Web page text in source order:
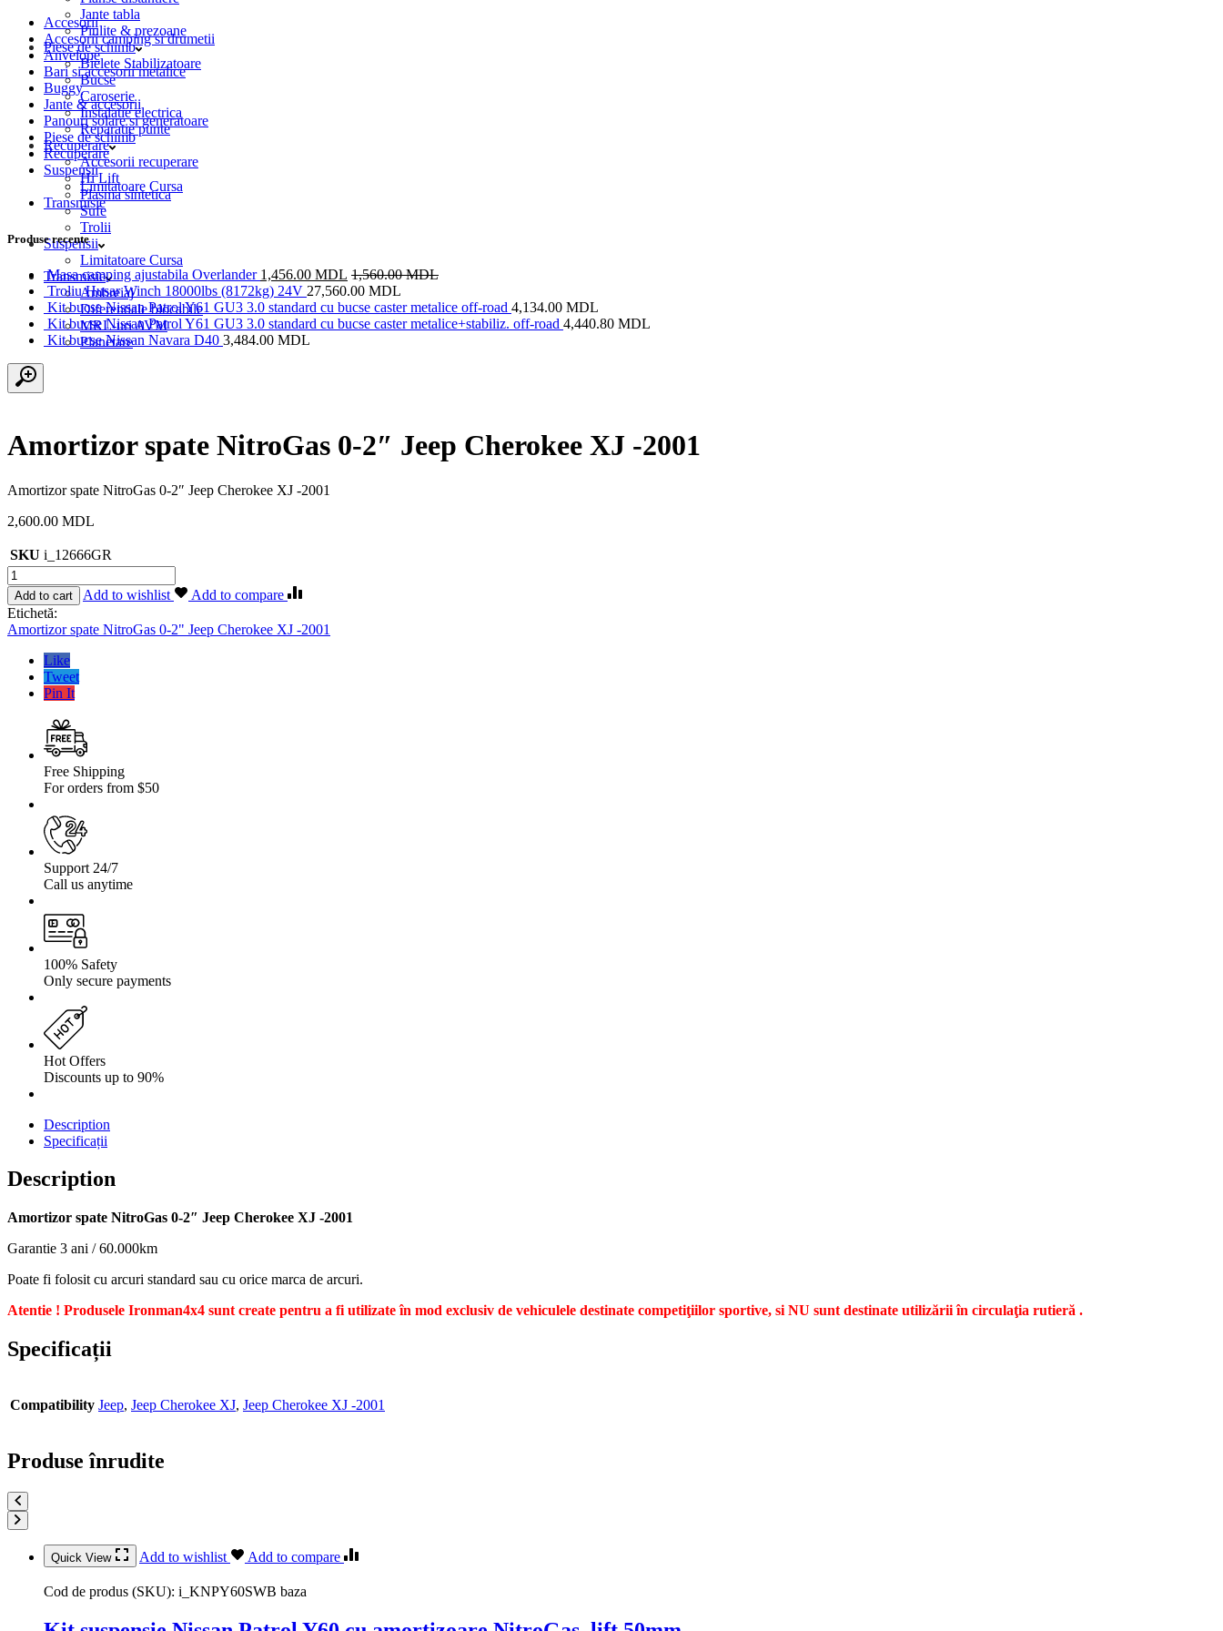
Jante tabla
Piulite & prezoane
Piese de schimb
Bielete Stabilizatoare
Bucse
Caroserie
Instalatie electrica
Reparatie punte
Recuperare
Accesorii recuperare
Hi Lift
Plasma sintetica
Sufe
Trolii
Suspensii
Limitatoare Cursa
Transmisie
Ambreiaj
Diferentiale blocabile
MRL-uri AVM
Planetare
Accesorii
Accesorii camping si drumetii
Anvelope
Bari si accesorii metalice
Buggy
Jante & accesorii
Panouri solare si generatoare
Piese de schimb
Recuperare
Suspensii
Limitatoare Cursa
Transmisie
Produse recente
Masa camping ajustabila Overlander 1,456.00 MDL 1,560.00MDL
Troliu Husar Winch 18000lbs (8172kg) 24V 27,560.00 MDL
Kit bucse Nissan Patrol Y61 GU3 3.0 standard cu bucse caster metalice off-road 4,134.00 MDL
Kit bucse Nissan Patrol Y61 GU3 3.0 standard cu bucse caster metalice+stabiliz. off-road 4,440.80 MDL
Kit bucse Nissan Navara D40 3,484.00 MDL
Amortizor spate NitroGas 0-2″ Jeep Cherokee XJ -2001
Amortizor spate NitroGas 0-2″ Jeep Cherokee XJ -2001
2,600.00 MDL
SKU i_12666GR
Cantitate
Amortizor
spate
NitroGas
0-
Cherokee
Add to cart Add to wishlist
Add to compare
Etichetă:
Amortizor spate NitroGas 0-2" Jeep Cherokee XJ -2001
Like
Tweet
Pin It
Free Shipping
For orders from $50
Support 24/7
Call us anytime
100% Safety
Only secure payments
Hot Offers
Discounts up to 90%
Description
Specificații
Description
Amortizor spate NitroGas 0-2″ Jeep Cherokee XJ -2001
Garantie 3 ani / 60.000km
Poate fi folosit cu arcuri standard sau cu orice marca de arcuri.
Atentie ! Produsele Ironman4x4 sunt create pentru a fi utilizate în mod exclusiv de vehiculele destinate competiţiilor sportive, si NU sunt destinate utilizării în circulaţia rutieră .
Specificații
Compatibility Jeep, Jeep Cherokee XJ, Jeep Cherokee XJ -2001
Produse înrudite
Quick View Add to wishlist Add to compare
Cod de produs (SKU): i_KNPY60SWB baza